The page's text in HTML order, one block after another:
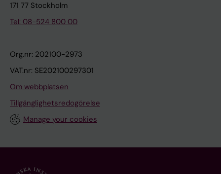
171 77 Stockholm
Tel: 08-524 800 00
Org.nr: 202100-2973
VAT.nr: SE202100297301
Om webbplatsen
Tillgänglighetsredogörelse
Manage your cookies